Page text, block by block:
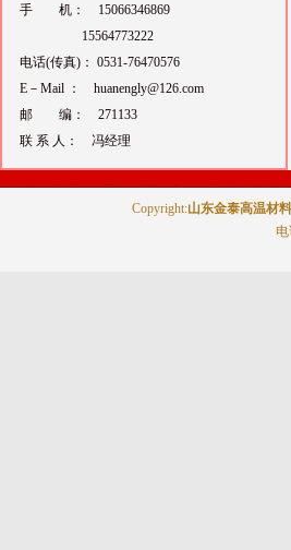
手 机： 15066346869
15564773222
电话(传真)： 0531-76470576
E－Mail ： huanengly@126.com
邮 编： 271133
联 系 人： 冯经理
Copyright:山东金泰高温材
电